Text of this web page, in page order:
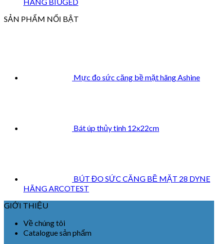
SẢN PHẨM NỔI BẬT
Mực đo sức căng bề mặt hãng Ashine
Bát úp thủy tinh 12x22cm
BÚT ĐO SỨC CĂNG BỀ MẶT 28 DYNE
HÃNG ARCOTEST
GIỚI THIỆU
Về chúng tôi
Catalogue sản phẩm